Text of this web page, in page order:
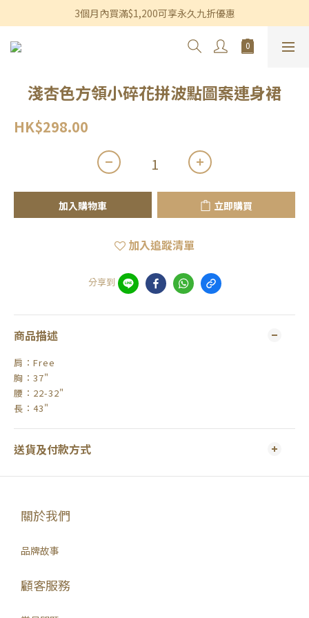
香港及澳門訂單滿$600即享免運費優惠
3個月內買滿$1,200可享永久九折優惠
香港及澳門訂單滿$600即享免運費優惠
淺杏色方領小碎花拼波點圖案連身裙
HK$298.00
加入購物車 立即購買
加入追蹤清單
分享到
商品描述
肩：Free
胸：37"
腰：22-32"
長：43"
送貨及付款方式
關於我們
品牌故事
顧客服務